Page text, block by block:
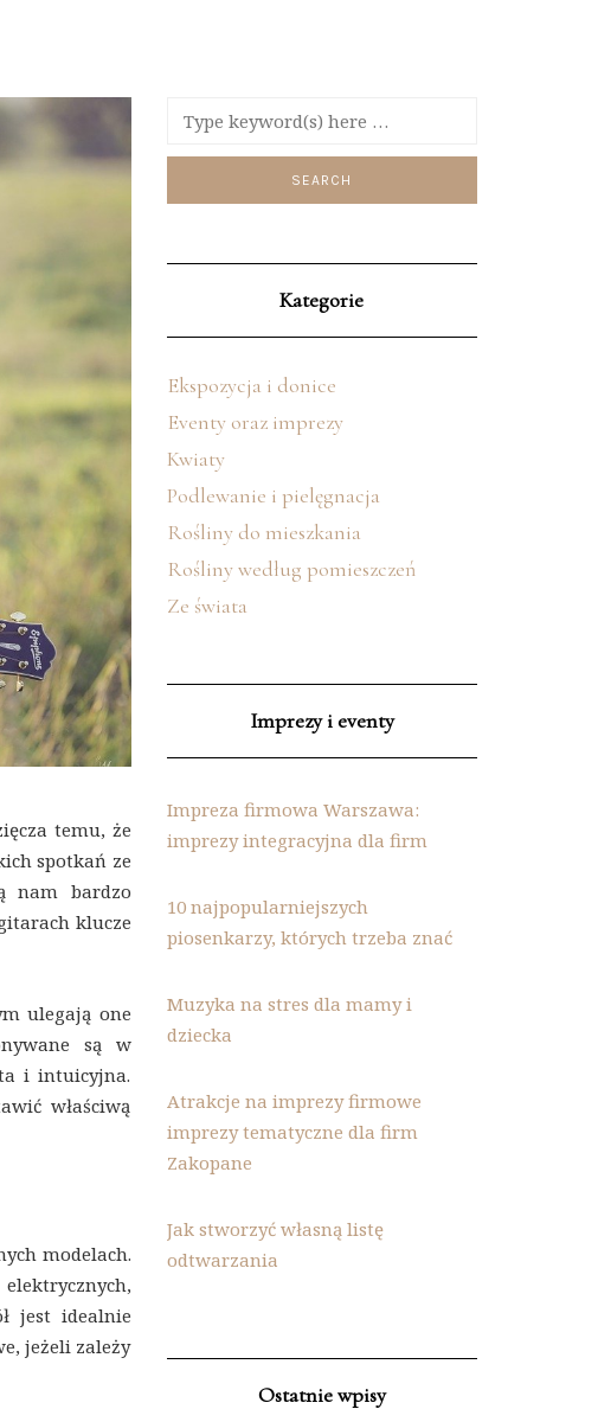
temu, że
spotkań ze
nam bardzo
klucze
ulegają one
są w
i intuicyjna.
właściwą
modelach.
jest idealnie
jeżeli zależy
Kategorie
Ekspozycja i donice
Eventy oraz imprezy
Kwiaty
Podlewanie i pielęgnacja
Rośliny do mieszkania
Rośliny według pomieszczeń
Ze świata
Imprezy i eventy
Impreza firmowa Warszawa:
imprezy integracyjna dla firm
10 najpopularniejszych
piosenkarzy, których trzeba znać
Muzyka na stres dla mamy i
dziecka
Atrakcje na imprezy firmowe
imprezy tematyczne dla firm
Zakopane
Jak stworzyć własną listę
odtwarzania
Ostatnie wpisy